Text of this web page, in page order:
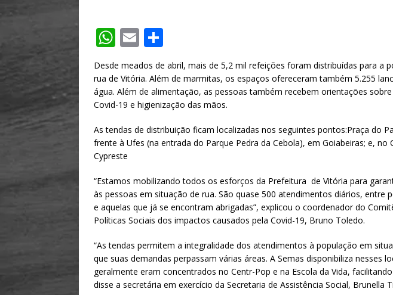
W
at
s
A
p
p
E
m
ai
l
h
ar
e
Desde meados de abril, mais de 5,2 mil refeições foram distribuídas para a
rua de Vitória. Além de marmitas, os espaços ofereceram também 5.255
água. Além de alimentação, as pessoas também recebem orientações
Covid-19 e higienização das mãos.
As tendas de distribuição ficam localizadas nos seguintes pontos:Praça do
frente à Ufes (na entrada do Parque Pedra da Cebola), em Goiabeiras; e, no
Cypreste
“Estamos mobilizando todos os esforços da Prefeitura de Vitória para
às pessoas em situação de rua. São quase 500 atendimentos diários, entre
e aquelas que já se encontram abrigadas”, explicou o coordenador do
Políticas Sociais dos impactos causados pela Covid-19, Bruno Toledo.
“As tendas permitem a integralidade dos atendimentos à população em
que suas demandas perpassam várias áreas. A Semas disponibiliza nesses
geralmente eram concentrados no Centr-Pop e na Escola da Vida,
disse a secretária em exercício da Secretaria de Assistência Social, Brunella